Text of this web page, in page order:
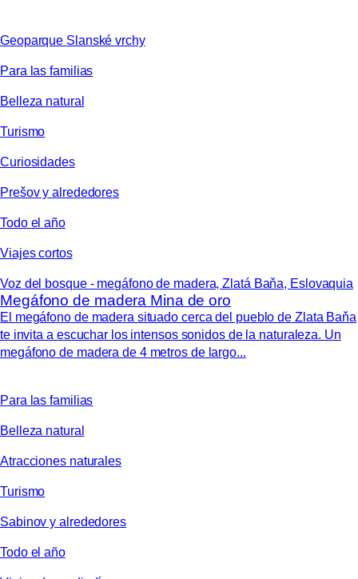
Geoparque Slanské vrchy
Para las familias
Belleza natural
Turismo
Curiosidades
Prešov y alrededores
Todo el año
Viajes cortos
Voz del bosque - megáfono de madera, Zlatá Baňa, Eslovaquia
Megáfono de madera Mina de oro
El megáfono de madera situado cerca del pueblo de Zlata Baňa
te invita a escuchar los intensos sonidos de la naturaleza. Un
megáfono de madera de 4 metros de largo...
Para las familias
Belleza natural
Atracciones naturales
Turismo
Sabinov y alrededores
Todo el año